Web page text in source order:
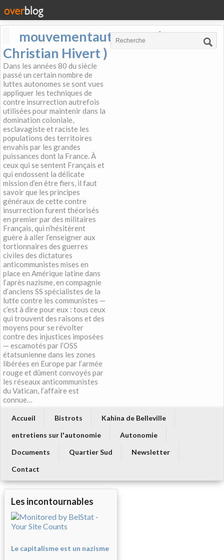
mouvementautonome (
Christian Hivert )
Dans les années 80 du siècle
passé un certain nombre de
luttes autonomes se sont vues
appliquer les techniques de
contre insurrection autrefois
utilisées pour maintenir dans la
domination coloniale,
esclavagiste et raciste les
populations des territoires
envahis par les grandes
puissances dont la France. À
ceux qui se sentent Français et
qui endossent la délicate
mission d’en être fiers, il faut
savoir que les principes
généraux de cette contre
insurrection furent théorisés
en premier par des militaires
Français, qui n’hésitèrent
guère à aller l’enseigner aux
tortionnaires des guerres
civiles des dictatures
anticommunistes mises en
place en Amérique latine dans
l’après nazisme, en compagnie
d’anciens SS spécialistes de la
lutte contre les communistes —
c’est à dire pour eux : tous ceux
qui trouvent des raisons et des
moyens pour se révolter
contre des injustices imposées
— escamotés par l’OSS
étatsunienne dans les zones
libérées en Europe par l’armée
rouge et dûment convoyés par
les réseaux anticommunistes
du Vatican, l’affaire est
connue…
Accueil Bistrots
Kahina de Belleville
entretiens sur l'autonomie
Autonomie
Documents
Quartier Sud
Newsletter
Contact
Les incontournables
Le capitalisme est un nazisme